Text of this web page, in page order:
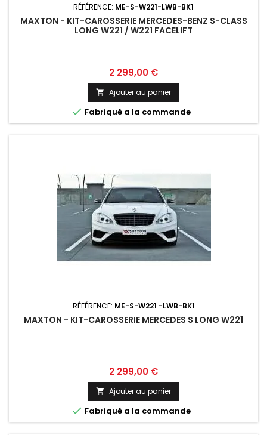
RÉFÉRENCE: ME-S-W221-LWB-BK1
MAXTON - KIT-CAROSSERIE MERCEDES-BENZ S-CLASS
LONG W221 / W221 FACELIFT
Prix
2 299,00 €
 Ajouter au panier
 Fabriqué a la commande
RÉFÉRENCE: ME-S-W221 -LWB-BK1
MAXTON - KIT-CAROSSERIE MERCEDES S LONG W221
Prix
2 299,00 €
 Ajouter au panier
 Fabriqué a la commande